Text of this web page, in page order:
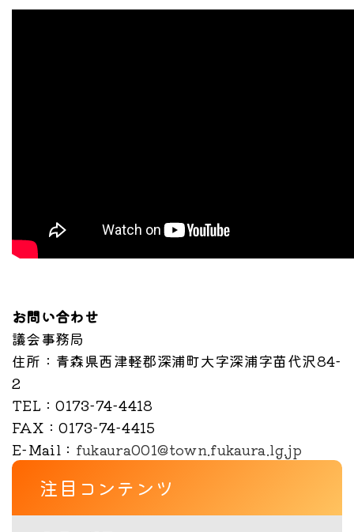
お問い合わせ
議会事務局
住所 ：青森県西津軽郡深浦町大字深浦字苗代沢84-
2
TEL ：0173-74-4418
FAX ：0173-74-4415
E-Mail ： fukaura001@town.fukaura.lg.jp
注目コンテンツ